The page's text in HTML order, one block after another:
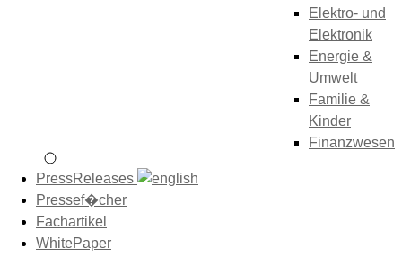
Elektro- und
Elektronik
Energie &
Umwelt
Familie &
Kinder
Finanzwesen
PressReleases
Pressef�cher
Fachartikel
WhitePaper